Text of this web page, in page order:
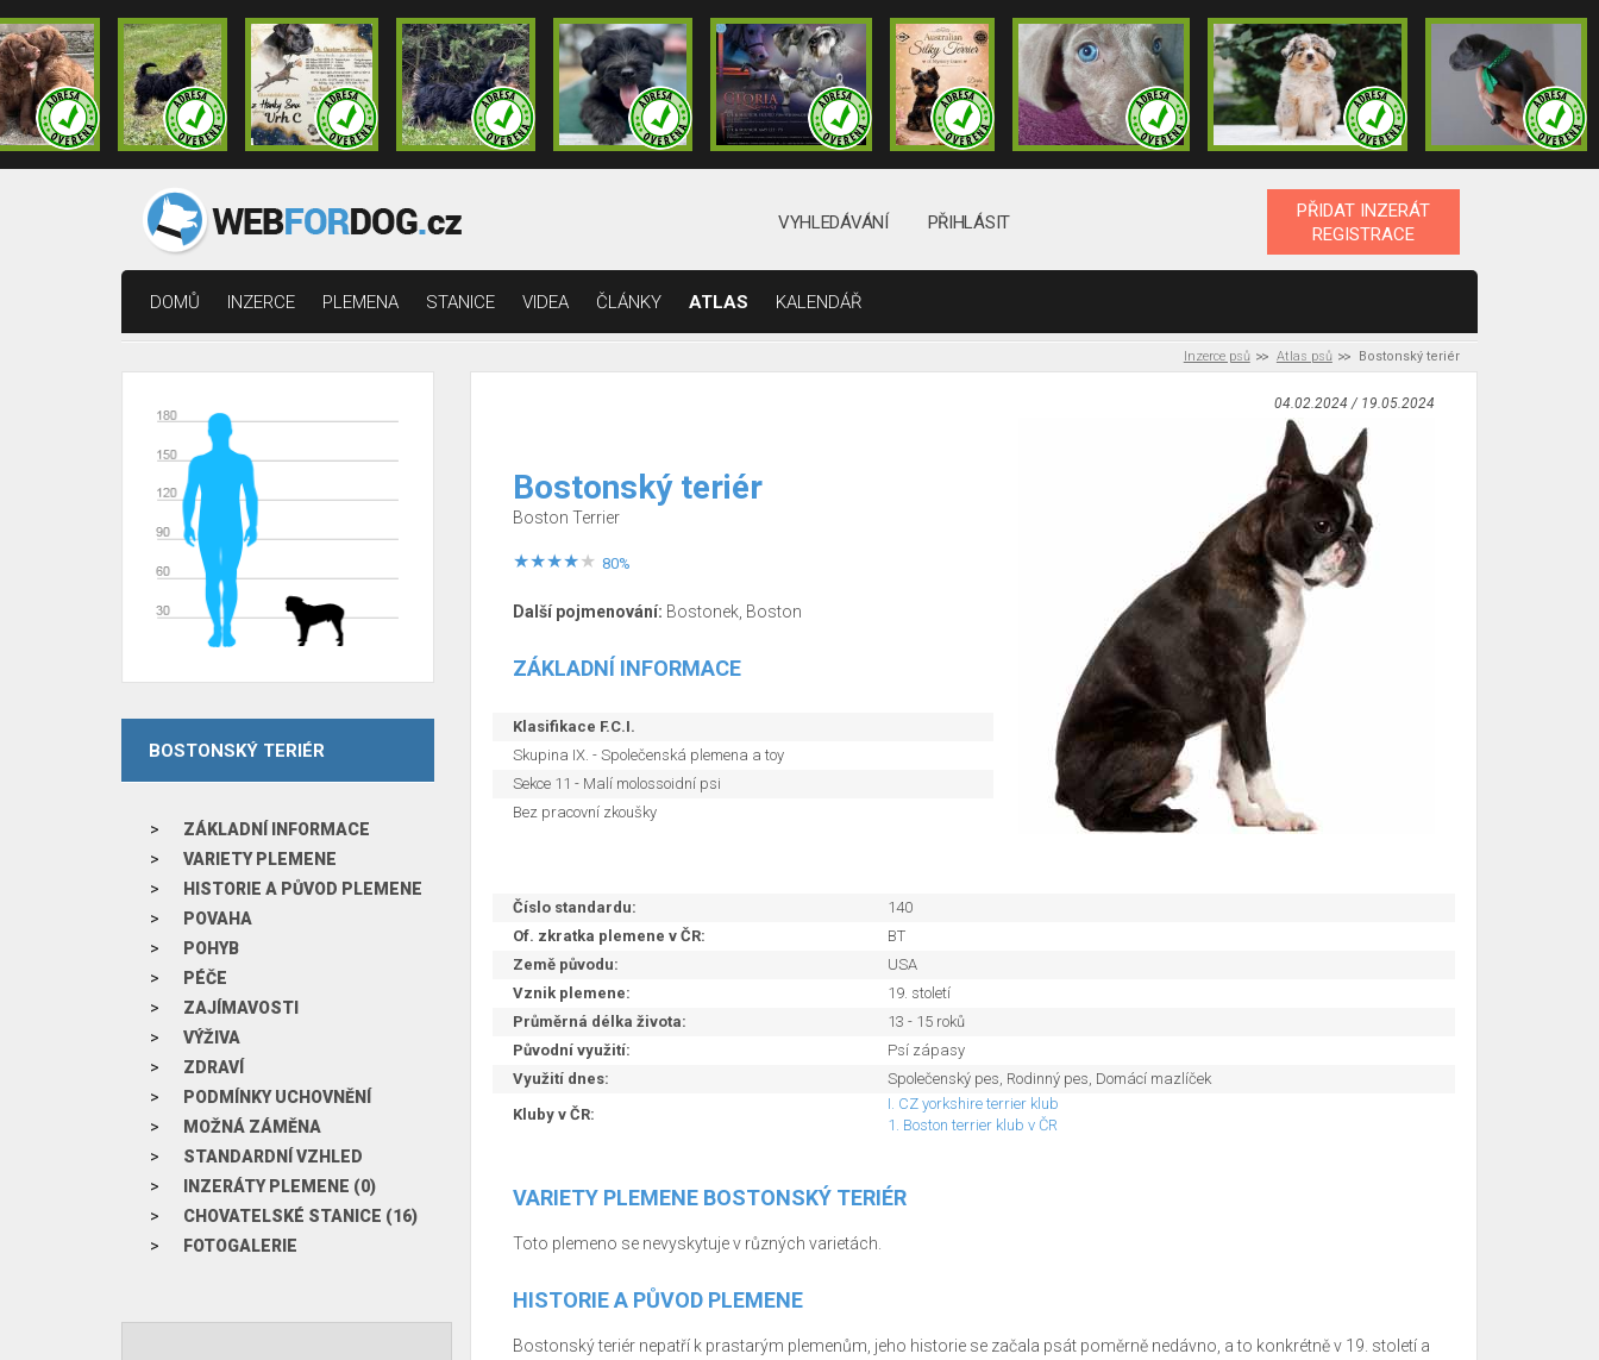
VYHLEDÁVÁNÍ PŘIHLÁSIT
PŘIDAT INZERÁT
REGISTRACE
DOMŮ INZERCE PLEMENA STANICE VIDEA ČLÁNKY ATLAS KALENDÁŘ
Inzerce psů Atlas psů Bostonský teriér
BOSTONSKÝ TERIÉR
ZÁKLADNÍ INFORMACE
VARIETY PLEMENE
HISTORIE A PŮVOD PLEMENE
POVAHA
POHYB
PÉČE
ZAJÍMAVOSTI
VÝŽIVA
ZDRAVÍ
PODMÍNKY UCHOVNĚNÍ
MOŽNÁ ZÁMĚNA
STANDARDNÍ VZHLED
INZERÁTY PLEMENE (0)
CHOVATELSKÉ STANICE (16)
FOTOGALERIE
04.02.2024 / 19.05.2024
Bostonský teriér
Boston Terrier
80%
Další pojmenování: Bostonek, Boston
ZÁKLADNÍ INFORMACE
Klasifikace F.C.I.
Skupina IX. - Společenská plemena a toy
Sekce 11 - Malí molossoidní psi
Bez pracovní zkoušky
Číslo standardu:
140
Of. zkratka plemene v ČR:
BT
Země původu:
USA
Vznik plemene:
19. století
Průměrná délka života:
13 - 15 roků
Původní využití:
Psí zápasy
Využití dnes:
Společenský pes, Rodinný pes, Domácí mazlíček
Kluby v ČR:
I. CZ yorkshire terrier klub
1. Boston terrier klub v ČR
VARIETY PLEMENE BOSTONSKÝ TERIÉR
Toto plemeno se nevyskytuje v různých varietách.
HISTORIE A PŮVOD PLEMENE
Bostonský teriér nepatří k prastarým plemenům, jeho historie se začala psát poměrně nedávno, a to konkrétně v 19. století a